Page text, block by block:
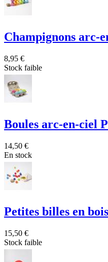
Champignons arc-
8,95 €
Stock faible
Boules arc-en-ciel
14,50 €
En stock
Petites billes en
15,50 €
Stock faible